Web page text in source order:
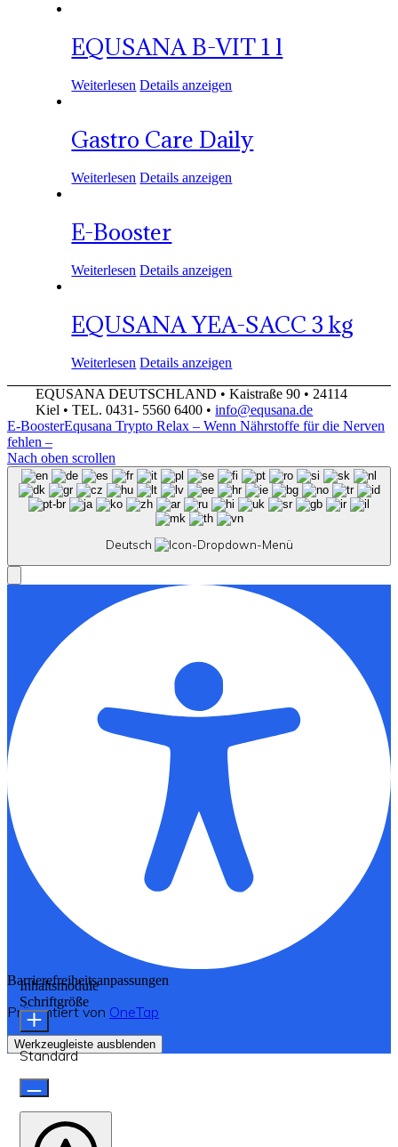
EQUSANA B-VIT 1 l
Weiterlesen Details anzeigen
Gastro Care Daily
Weiterlesen Details anzeigen
E-Booster
Weiterlesen Details anzeigen
EQUSANA YEA-SACC 3 kg
Weiterlesen Details anzeigen
EQUSANA DEUTSCHLAND • Kaistraße 90 • 24114
Kiel • TEL. 0431- 5560 6400 •info@equsana.de
E-BoosterEqusana Trypto Relax – Wenn Nährstoffe für die Nerven
fehlen –
Nach oben scrollen
Deutsch
Barrierefreiheitsanpassungen
Präsentiert von OneTap
Werkzeugleiste ausblenden
Inhaltsmodule
Schriftgröße
Standard